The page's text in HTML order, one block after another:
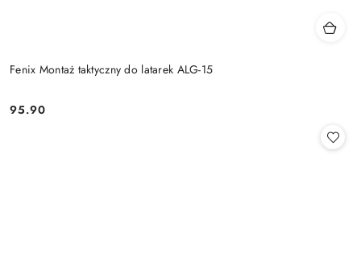
Fenix Montaż taktyczny do latarek ALG-15
Cena:
95.90